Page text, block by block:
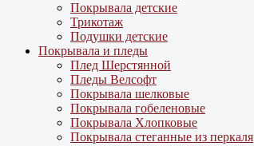
Покрывала детские
Трикотаж
Подушки детские
Покрывала и пледы
Плед Шерстянной
Пледы Велсофт
Покрывала шелковые
Покрывала гобеленовые
Покрывала Хлопковые
Покрывала стеганные из перкаля